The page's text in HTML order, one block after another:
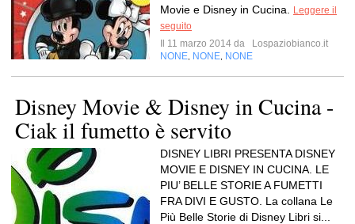
Movie e Disney in Cucina.
Leggere il
seguito
Il 11 marzo 2014 da
Lospaziobianco.it
NONE NONE NONE
Disney Movie & Disney in Cucina -
Ciak il fumetto è servito
DISNEY LIBRI PRESENTA DISNEY
MOVIE E DISNEY IN CUCINA. LE
PIU’ BELLE STORIE A FUMETTI
FRA DIVI E GUSTO. La collana Le
Più Belle Storie di Disney Libri si...